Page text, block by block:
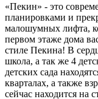
«Пекин» - это
планировками и
малошумных лифта,
первом этаже дома
стиле Пекина! В
школа, а так же 4
детских сада
кварталах, а также
сейчас находится на